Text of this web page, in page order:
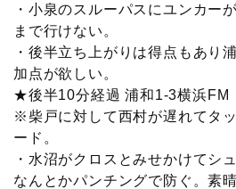
・小泉のスルーパスにユンカー
まで行けない。
・後半立ち上がりは得点もあり
加点が欲しい。
★後半10分経過 浦和1-3横浜FM
※柴戸に対して西村が遅れてタ
ード。
・水沼がクロスとみせかけてシ
なんとかパンチングで防ぐ。素晴